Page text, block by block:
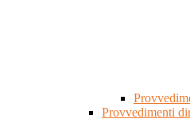
Provvedimenti